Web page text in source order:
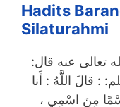
Hadits
Silaturahmi
تعالى عنه قال:
: قالَ اللَّهُ : أَنا
مِنَ اسْمِي ،